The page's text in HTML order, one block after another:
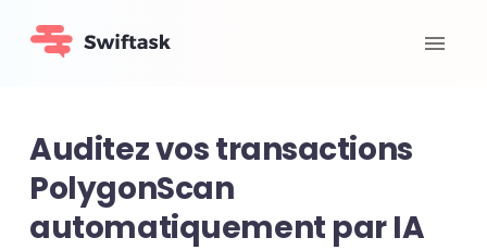
Auditez vos transactions
PolygonScan
automatiquement par IA